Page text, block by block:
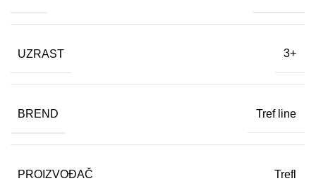
UZRAST 3+
BREND Tref line
PROIZVOĐAČ Trefl